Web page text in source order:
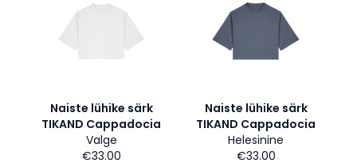
Naiste lühike särk
TIKAND Cappadocia
Valge
€33.00
Naiste lühike särk
TIKAND Cappadocia
Helesinine
€33.00